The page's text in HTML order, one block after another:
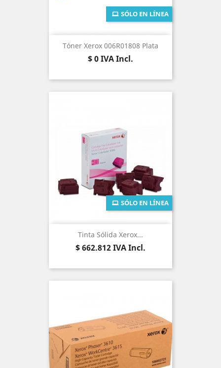
Tóner Xerox 006R01808 Plata
Precio
$ 0IVA Incl.
SÓLO EN LÍNEA
Tinta Sólida Xerox...
Precio
$ 662.812IVA Incl.
SÓLO EN LÍNEA